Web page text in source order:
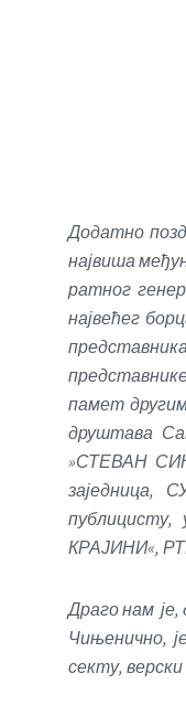
Додатно
највиша
ратног
највећег
памет
друштава
»СТЕВАН
заједница,
КРАЈИНИ«,
Драго нам је,
Чињенично,
секту, верски